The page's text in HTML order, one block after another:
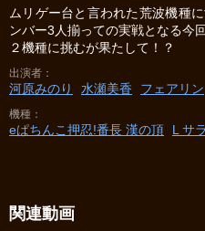
ムリゲー台と言われた荒波機種
ンバー3人揃っての実戦となる今
２機種に挑むが果たして！？
出演者
河原みのり 水瀬美香 フェアリン
機種
eぱちんこ押忍!番長 漢の頂 L サ
関連動画